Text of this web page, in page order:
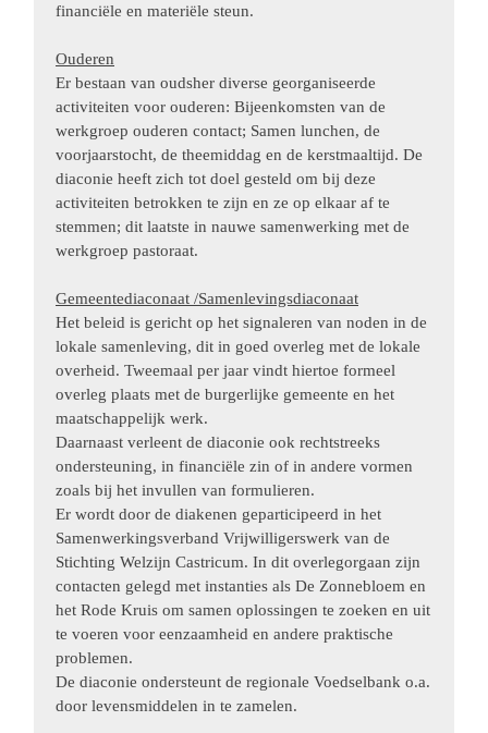
financiële en materiële steun.
Ouderen
Er bestaan van oudsher diverse georganiseerde
activiteiten voor ouderen: Bijeenkomsten van de
werkgroep ouderen contact; Samen lunchen, de
voorjaarstocht, de theemiddag en de kerstmaaltijd. De
diaconie heeft zich tot doel gesteld om bij deze
activiteiten betrokken te zijn en ze op elkaar af te
stemmen; dit laatste in nauwe samenwerking met de
werkgroep pastoraat.
Gemeentediaconaat /Samenlevingsdiaconaat
Het beleid is gericht op het signaleren van noden in de
lokale samenleving, dit in goed overleg met de lokale
overheid. Tweemaal per jaar vindt hiertoe formeel
overleg plaats met de burgerlijke gemeente en het
maatschappelijk werk.
Daarnaast verleent de diaconie ook rechtstreeks
ondersteuning, in financiële zin of in andere vormen
zoals bij het invullen van formulieren.
Er wordt door de diakenen geparticipeerd in het
Samenwerkingsverband Vrijwilligerswerk van de
Stichting Welzijn Castricum. In dit overlegorgaan zijn
contacten gelegd met instanties als De Zonnebloem en
het Rode Kruis om samen oplossingen te zoeken en uit
te voeren voor eenzaamheid en andere praktische
problemen.
De diaconie ondersteunt de regionale Voedselbank o.a.
door levensmiddelen in te zamelen.